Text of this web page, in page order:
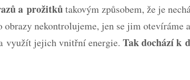
a prožitkůtakovým způsobem, že je
obrazy nekontrolujeme, jen se jim otevíráme
využít jejich vnitřní energie. Tak dochází k